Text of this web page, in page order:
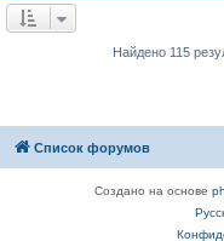
Найдено 115
Список форумов
Создано на основе